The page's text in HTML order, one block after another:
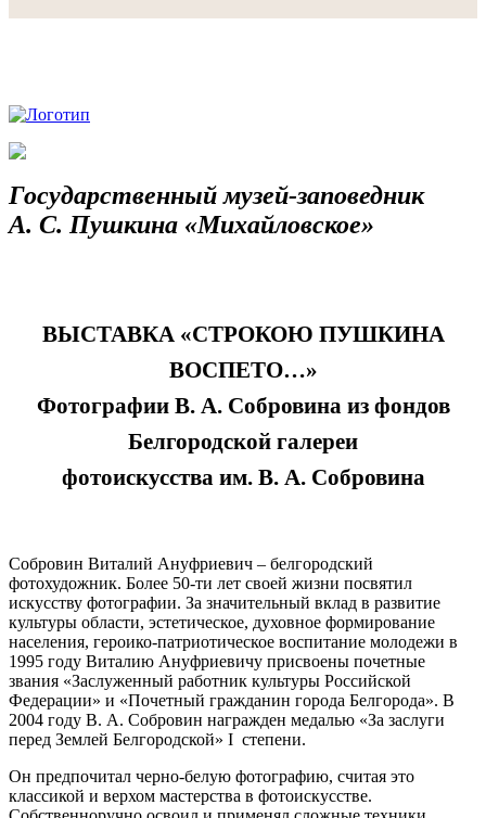
Государственный музей-заповедник
А. С. Пушкина «Михайловское»
ВЫСТАВКА «СТРОКОЮ ПУШКИНА
ВОСПЕТО…»
Фотографии В. А. Собровина из фондов
Белгородской галереи
фотоискусства им. В. А. Собровина
Собровин Виталий Ануфриевич – белгородский
фотохудожник. Более 50-ти лет своей жизни посвятил
искусству фотографии. За значительный вклад в развитие
культуры области, эстетическое, духовное формирование
населения, героико-патриотическое воспитание молодежи в
1995 году Виталию Ануфриевичу присвоены почетные
звания «Заслуженный работник культуры Российской
Федерации» и «Почетный гражданин города Белгорода». В
2004 году В. А. Собровин награжден медалью «За заслуги
перед Землей Белгородской» I степени.
Он предпочитал черно-белую фотографию, считая это
классикой и верхом мастерства в фотоискусстве.